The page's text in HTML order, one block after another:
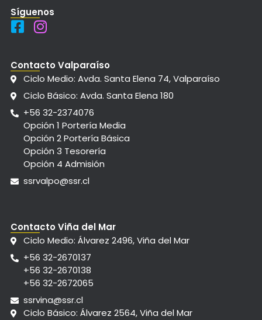
Síguenos
Contacto Valparaíso
Ciclo Medio: Avda. Santa Elena 74, Valparaíso
Ciclo Básico: Avda. Santa Elena 180
+56 32-2374076
Opción 1 Portería Media
Opción 2 Portería Básica
Opción 3 Tesorería
Opción 4 Admisión
ssrvalpo@ssr.cl
Contacto Viña del Mar
Ciclo Medio: Álvarez 2496, Viña del Mar
+56 32-2670137
+56 32-2670138
+56 32-2672065
ssrvina@ssr.cl
Ciclo Básico: Álvarez 2564, Viña del Mar